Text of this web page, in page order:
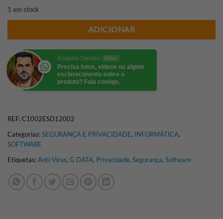
1 em stock
ADICIONAR
Rogério Dentes Online
Precisa fotos, videos ou algum
esclarecimento sobre o
produto? Fala comigo.
REF:C1002ESD12002
Categorias:SEGURANÇA E PRIVACIDADE, INFORMÁTICA,
SOFTWARE
Etiquetas:Anti-Vírus, G DATA, Privacidade, Segurança, Software